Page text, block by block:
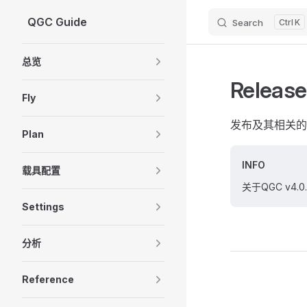
Skip to content
QGC Guide Search K
总览
Fly
Plan
载具配置
Settings
分析
Reference
发布及其相关
INFO
关于QGC